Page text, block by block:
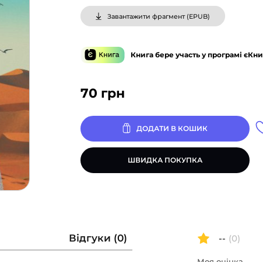
70 грн
Завантажити фрагмент (EPUB)
Книга бере участь у програмі
ДОДАТИ В КОШИК
ШВИДКА ПОКУПКА
Відгуки (0) -- (0)